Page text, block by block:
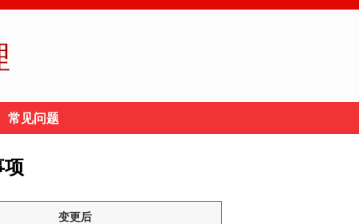
常见问题
变更后